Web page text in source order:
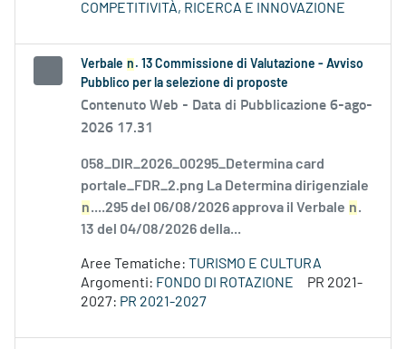
COMPETITIVITÀ, RICERCA E INNOVAZIONE
Verbale n . 13 Commissione di Valutazione - Avviso
Pubblico per la selezione di proposte
Contenuto Web - Data di Pubblicazione 6-ago-
2026 17.31
058_DIR_2026_00295_Determina card
portale_FDR_2.png La Determina dirigenziale
n....295 del 06/08/2026 approva il Verbale n.
13 del 04/08/2026 della...
Aree Tematiche: TURISMO E CULTURA
Argomenti: FONDO DI ROTAZIONE
PR 2021-
2027: PR 2021-2027